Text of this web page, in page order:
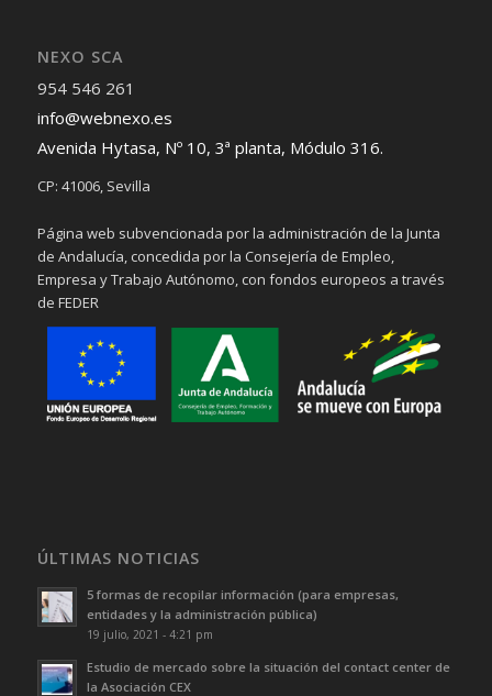
NEXO SCA
954 546 261
info@webnexo.es
Avenida Hytasa, Nº 10, 3ª planta, Módulo 316.
CP: 41006, Sevilla
Página web subvencionada por la administración de la Junta
de Andalucía, concedida por la Consejería de Empleo,
Empresa y Trabajo Autónomo, con fondos europeos a través
de FEDER
ÚLTIMAS NOTICIAS
5 formas de recopilar información (para empresas,
entidades y la administración pública)
19 julio, 2021 - 4:21 pm
Estudio de mercado sobre la situación del contact center de
la Asociación CEX